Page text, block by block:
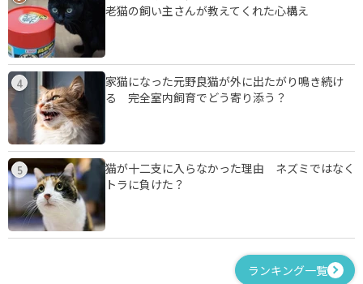
老猫の飼い主さんが教えてくれた心構え
4
家猫になった元野良猫が外に出たがり鳴き続け
る 完全室内飼育でどう寄り添う？
5
猫が十二支に入らなかった理由 ネズミではなく
トラに負けた？
ランキング一覧